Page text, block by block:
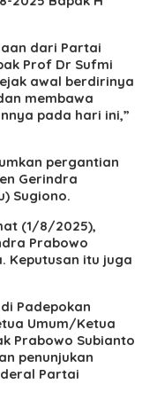
dari Partai
Prof Dr Sufmi
awal berdirinya
membawa
pada hari ini,”
pergantian
Gerindra
Sugiono.
(1/8/2025),
Prabowo
Keputusan itu juga
Padepokan
Umum/Ketua
Prabowo Subianto
penunjukan
Partai